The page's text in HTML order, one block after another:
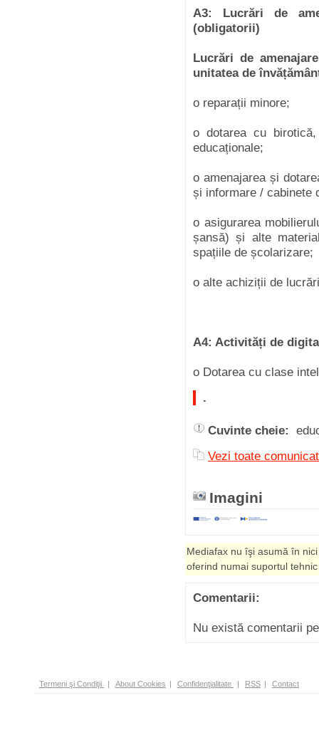
A3: Lucrări de
(obligatorii)
Lucrări de
unitatea de
o reparații minore;
o dotarea cu
educaționale;
o amenajarea și
și informare / cabinete
o asigurarea
șansă) și alte
spațiile de școlarizare;
o alte achiziții de
A4: Activități de
o Dotarea cu clase
.
Cuvinte cheie:
Vezi toate
Imagini
Mediafax nu îşi asumă în
oferind numai suportul
Comentarii:
Nu există comentarii
Termeni şi Condiţii | About Cookies | Confidenţialitate | RSS | Contact